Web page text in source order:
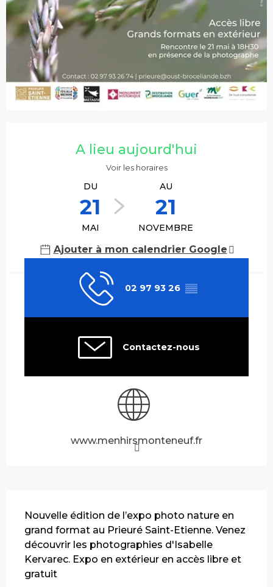
A lieu aujourd'hui
Voir les horaires
DU
21
MAI
AU
21
NOVEMBRE
Ajouter à mon calendrier Google
02 97 93 26 ▒▒
Contactez-nous
www.menhirsmonteneuf.fr
Nouvelle édition de l’expo photo nature en
grand format au Prieuré Saint-Etienne. Venez
découvrir les photographies d'Isabelle
Kervarec. Expo en extérieur en accès libre et
gratuit